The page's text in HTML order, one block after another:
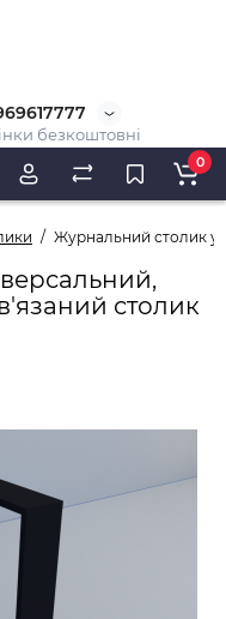
безкоштовні
0
Журнальний столик
столик